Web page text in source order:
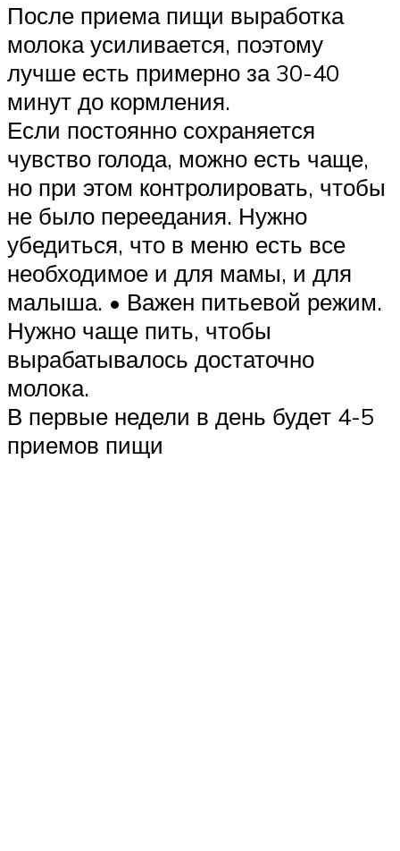
После приема пищи выработка
молока усиливается, поэтому
лучше есть примерно за 30-40
минут до кормления.
Если постоянно сохраняется
чувство голода, можно есть чаще,
но при этом контролировать, чтобы
не было переедания. Нужно
убедиться, что в меню есть все
необходимое и для мамы, и для
малыша. • Важен питьевой режим.
Нужно чаще пить, чтобы
вырабатывалось достаточно
молока.
В первые недели в день будет 4-5
приемов пищи